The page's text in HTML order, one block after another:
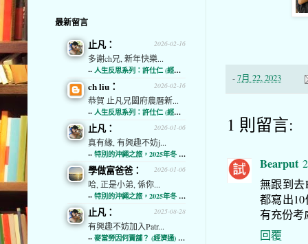
-7月 22, 2023
1 則留言:
Bearput
無跟到去
都寫出
有充份考
回覆
最新留言
2026-02-16
止凡：
多謝ch兄, 新年快樂...
-- 人生反思系列：許仕仁 (經濟通)
2026-02-16
ch liu：
恭賀 止凡兄闔府農曆新...
-- 人生反思系列：許仕仁 (經濟通)
2026-01-06
止凡：
真有緣, 有興趣不妨j...
-- 特別的沖繩之旅，2025年冬 (經濟通)
2026-01-06
學做富爸爸：
哈, 正是小弟, 係你...
-- 特別的沖繩之旅，2025年冬 (經濟通)
2025-08-28
止凡：
有興趣不妨加入Patr...
-- 麥當勞因何賣舖？ (經濟通) (略)